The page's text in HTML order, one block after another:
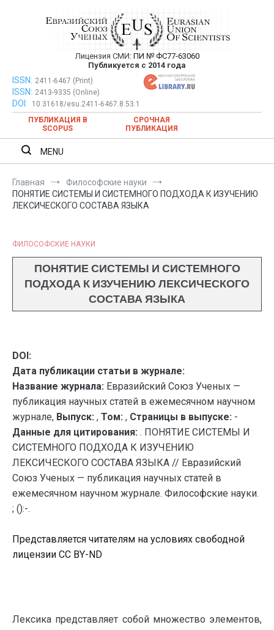
Евразийский Союз Ученых —
публикация научных статей в
ежемесячном научном журнале
Лицензия СМИ: ПИ № ФС77-63060
Публикуется с 2014 года
Евразийский Союз Ученых — публикация научных статей в
ежемесячном научном журнале
ISSN: 2411-6467 (Print)
ISSN: 2413-9335 (Online)
DOI:
10.31618/esu.2411-6467.8.53.1
ПУБЛИКАЦИЯ В
SCOPUS
СРОЧНАЯ
ПУБЛИКАЦИЯ
MENU
Главная
Философские науки
ПОНЯТИЕ СИСТЕМЫ И СИСТЕМНОГО ПОДХОДА К ИЗУЧЕНИЮ
ЛЕКСИЧЕСКОГО СОСТАВА ЯЗЫКА
ФИЛОСОФСКИЕ НАУКИ
ПОНЯТИЕ СИСТЕМЫ И СИСТЕМНОГО
ПОДХОДА К ИЗУЧЕНИЮ ЛЕКСИЧЕСКОГО
СОСТАВА ЯЗЫКА
DOI:
Дата публикации статьи в журнале:
Название журнала: Евразийский Союз Ученых —
публикация научных статей в ежемесячном научном
журнале, Выпуск: , Том: , Страницы в выпуске: -
Данные для цитирования: . ПОНЯТИЕ СИСТЕМЫ И
СИСТЕМНОГО ПОДХОДА К ИЗУЧЕНИЮ
ЛЕКСИЧЕСКОГО СОСТАВА ЯЗЫКА // Евразийский
Союз Ученых — публикация научных статей в
ежемесячном научном журнале. Философские науки.
; ():-.
Представляется читателям на условиях свободной
лицензии CC BY-ND
Лексика представляет собой множество элементов,